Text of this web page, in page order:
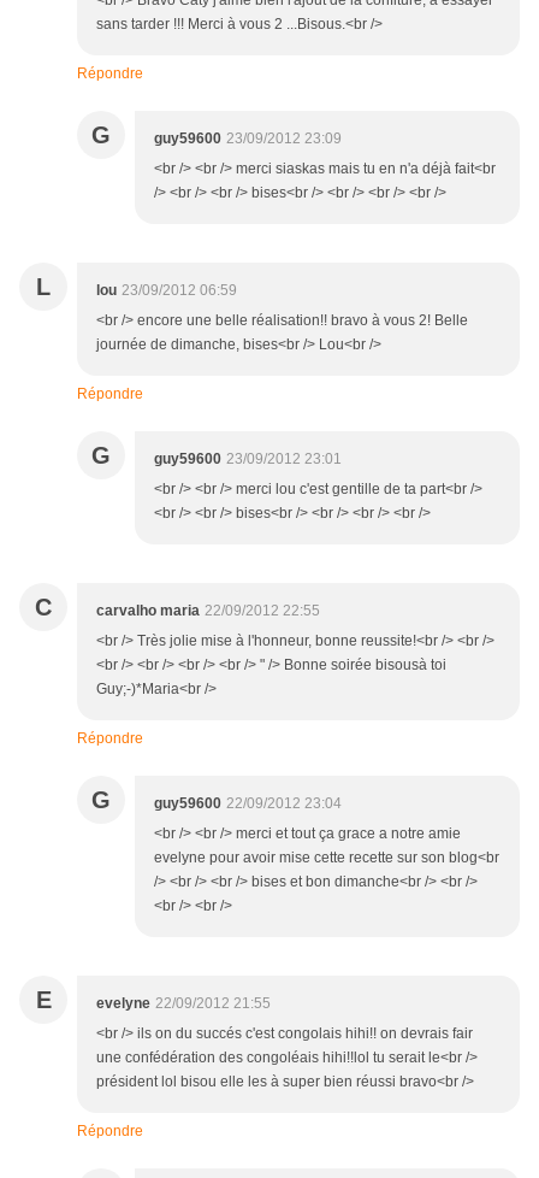
sans tarder !!! Merci à vous 2 ...Bisous.<br />
Répondre
G guy59600 23/09/2012 23:09
<br /> <br /> merci siaskas mais tu en n'a déjà fait<br
/> <br /> <br /> bises<br /> <br /> <br /> <br />
L lou 23/09/2012 06:59
<br /> encore une belle réalisation!! bravo à vous 2! Belle
journée de dimanche, bises<br /> Lou<br />
Répondre
G guy59600 23/09/2012 23:01
<br /> <br /> merci lou c'est gentille de ta part<br />
<br /> <br /> bises<br /> <br /> <br /> <br />
C carvalho maria 22/09/2012 22:55
<br /> Très jolie mise à l'honneur, bonne reussite!<br /> <br />
<br /> <br /> <br /> <br /> " /> Bonne soirée bisousà toi
Guy;-)*Maria<br />
Répondre
G guy59600 22/09/2012 23:04
<br /> <br /> merci et tout ça grace a notre amie
evelyne pour avoir mise cette recette sur son blog<br
/> <br /> <br /> bises et bon dimanche<br /> <br />
<br /> <br />
E evelyne 22/09/2012 21:55
<br /> ils on du succés c'est congolais hihi!! on devrais fair
une confédération des congoléais hihi!!lol tu serait le<br />
président lol bisou elle les à super bien réussi bravo<br />
Répondre